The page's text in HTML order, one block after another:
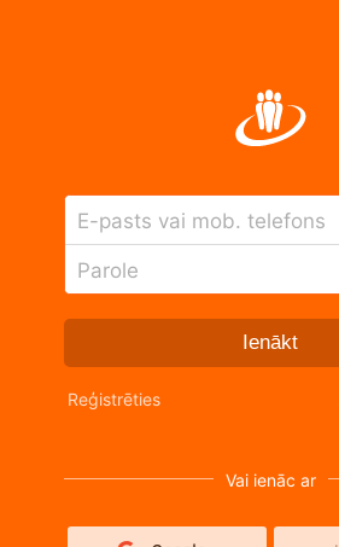
E-pasts vai mob. telefons
Parole
Ienākt
Reģistrēties
Vai ienāc ar